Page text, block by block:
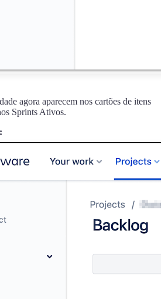
agora aparecem nos cartões de itens
Sprints Ativos.